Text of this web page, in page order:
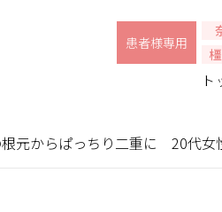
患者様専用
ト
根元からぱっちり二重に 20代女